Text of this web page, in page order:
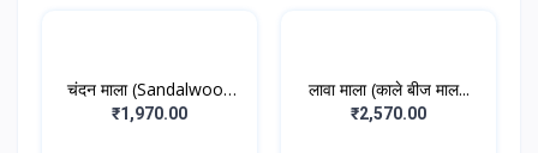
चंदन माला (Sandalwood
M...
₹1,970.00
लावा माला (काले बीज माल...
₹2,570.00